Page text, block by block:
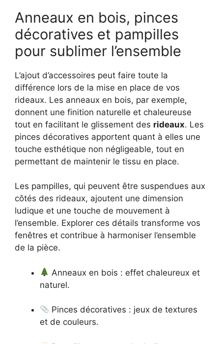
Anneaux en bois, pinces
décoratives et pampilles
pour sublimer l’ensemble
L’ajout d’accessoires peut faire toute la
différence lors de la mise en place de vos
rideaux. Les anneaux en bois, par exemple,
donnent une finition naturelle et chaleureuse
tout en facilitant le glissement des rideaux. Les
pinces décoratives apportent quant à elles une
touche esthétique non négligeable, tout en
permettant de maintenir le tissu en place.
Les pampilles, qui peuvent être suspendues aux
côtés des rideaux, ajoutent une dimension
ludique et une touche de mouvement à
l’ensemble. Explorer ces détails transforme vos
fenêtres et contribue à harmoniser l’ensemble
de la pièce.
Anneaux en bois : effet chaleureux et
naturel.
Pinces décoratives : jeux de textures
et de couleurs.